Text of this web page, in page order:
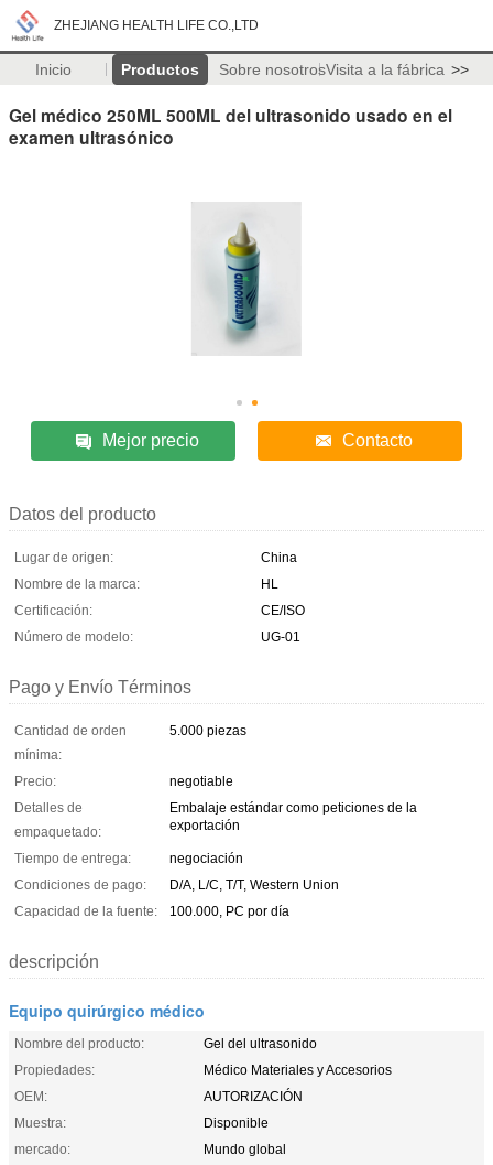
ZHEJIANG HEALTH LIFE CO.,LTD
Inicio Productos Sobre nosotrosVisita a la fábrica >>
Gel médico 250ML 500ML del ultrasonido usado en el
examen ultrasónico
Mejor precio Contacto
Datos del producto
Lugar de origen:
China
Nombre de la marca:
HL
Certificación:
CE/ISO
Número de modelo:
UG-01
Pago y Envío Términos
Cantidad de orden
mínima:
5.000 piezas
Precio:
negotiable
Detalles de
empaquetado:
Embalaje estándar como peticiones de la
exportación
Tiempo de entrega:
negociación
Condiciones de pago:
D/A, L/C, T/T, Western Union
Capacidad de la fuente:
100.000, PC por día
descripción
Equipo quirúrgico médico
Nombre del producto:
Gel del ultrasonido
Propiedades:
Médico Materiales y Accesorios
OEM:
AUTORIZACIÓN
Muestra:
Disponible
mercado:
Mundo global